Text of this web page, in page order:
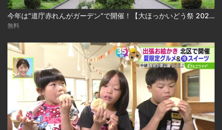
今年は“道庁赤れんがガーデン”で開催！【大ほっかいどう祭 2026】
無料